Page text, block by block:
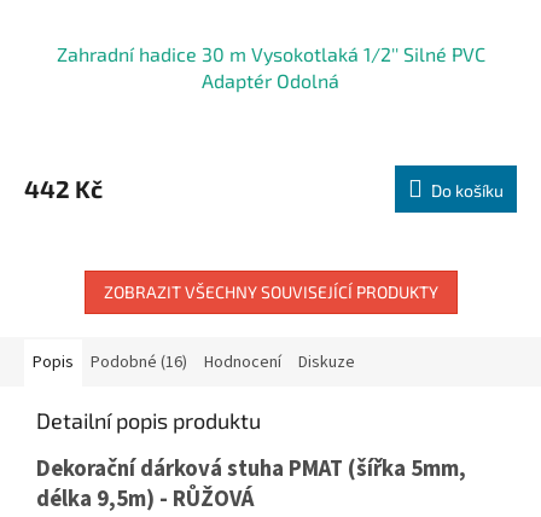
Zahradní hadice 30 m Vysokotlaká 1/2'' Silné PVC
Adaptér Odolná
442 Kč Do košíku
ZOBRAZIT VŠECHNY SOUVISEJÍCÍ PRODUKTY
Popis Podobné (16) Hodnocení Diskuze
Detailní popis produktu
Dekorační dárková stuha PMAT (šířka 5mm,
délka 9,5m) - RŮŽOVÁ